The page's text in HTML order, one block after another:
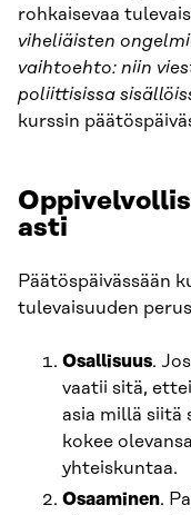
rohkaisevaa
viheliäisten
vaihtoehto: niin
poliittisissa
kurssin
asti
Päätöspäivässään
tulevaisuuden
Osallisuus.
vaatii sitä,
asia millä siitä
kokee
yhteiskuntaa.
Osaaminen.